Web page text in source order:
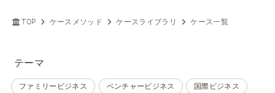
TOP ケースメソッド ケースライブラリ ケース一覧
テーマ
ファミリービジネス ベンチャービジネス 国際ビジネス